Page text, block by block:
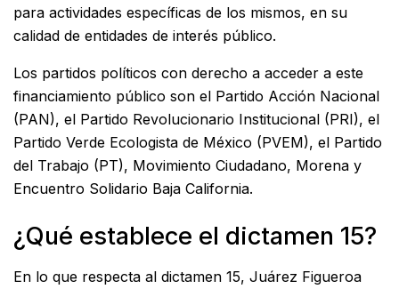
para actividades específicas de los mismos, en su
calidad de entidades de interés público.
Los partidos políticos con derecho a acceder a este
financiamiento público son el Partido Acción Nacional
(PAN), el Partido Revolucionario Institucional (PRI), el
Partido Verde Ecologista de México (PVEM), el Partido
del Trabajo (PT), Movimiento Ciudadano, Morena y
Encuentro Solidario Baja California.
¿Qué establece el dictamen 15?
En lo que respecta al dictamen 15, Juárez Figueroa